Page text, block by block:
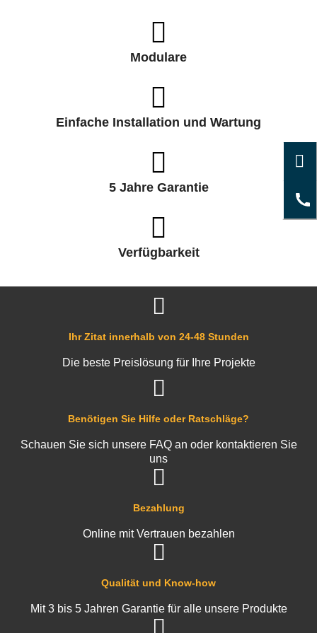
Modulare
Einfache Installation und Wartung
5 Jahre Garantie
Verfügbarkeit
Qualität und Know-how
Mit 3 bis 5 Jahren Garantie für alle unsere Produkte
Bezahlung
Online mit Vertrauen bezahlen
Benötigen Sie Hilfe oder Ratschläge?
Schauen Sie sich unsere FAQ an oder kontaktieren Sie
uns
Ihr Zitat innerhalb von 24-48 Stunden
Die beste Preislösung für Ihre Projekte